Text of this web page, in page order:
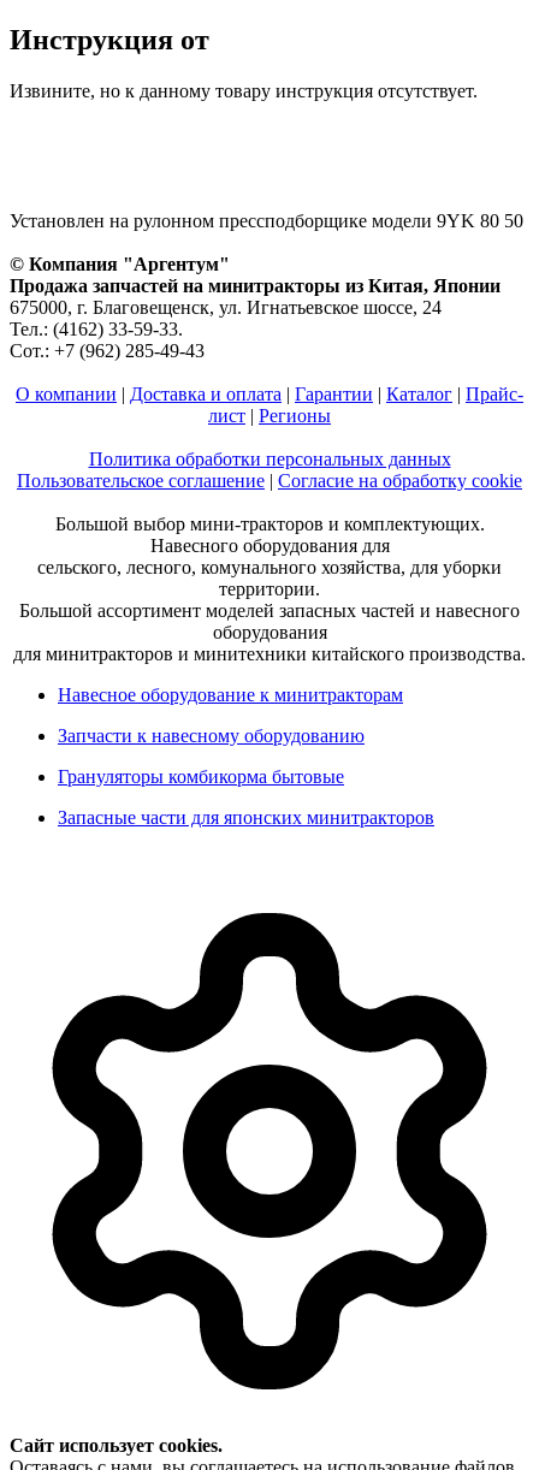
Инструкция от
Извините, но к данному товару инструкция отсутствует.
Установлен на рулонном прессподборщике модели 9YK 80 50
© Компания "Аргентум"
Продажа запчастей на минитракторы из Китая, Японии
675000, г. Благовещенск, ул. Игнатьевское шоссе, 24
Тел.: (4162) 33-59-33.
Сот.: +7 (962) 285-49-43
О компании | Доставка и оплата | Гарантии | Каталог | Прайс-
лист | Регионы
Политика обработки персональных данных
Пользовательское соглашение | Согласие на обработку cookie
Большой выбор мини-тракторов и комплектующих.
Навесного оборудования для
сельского, лесного, комунального хозяйства, для уборки
территории.
Большой ассортимент моделей запасных частей и навесного
оборудования
для минитракторов и минитехники китайского производства.
Навесное оборудование к минитракторам
Запчасти к навесному оборудованию
Грануляторы комбикорма бытовые
Запасные части для японских минитракторов
Сайт использует cookies.